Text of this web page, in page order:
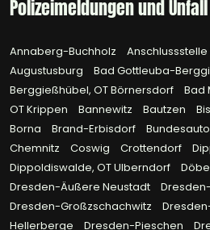
Polizeimeldungen und
Annaberg-Buchholz
Augustusburg
Bad Gottleuba-
Berggießhübel, OT Börnersdorf
Bad
OT Krippen
Bannewitz Bautzen
Borna
Brand-Erbisdorf
Chemnitz
Coswig Crottendorf
Dippoldiswalde, OT Ulberndorf
Dresden-Äußere Neustadt
Dresden-Großzschachwitz
Hellerberge
Dresden-Pieschen